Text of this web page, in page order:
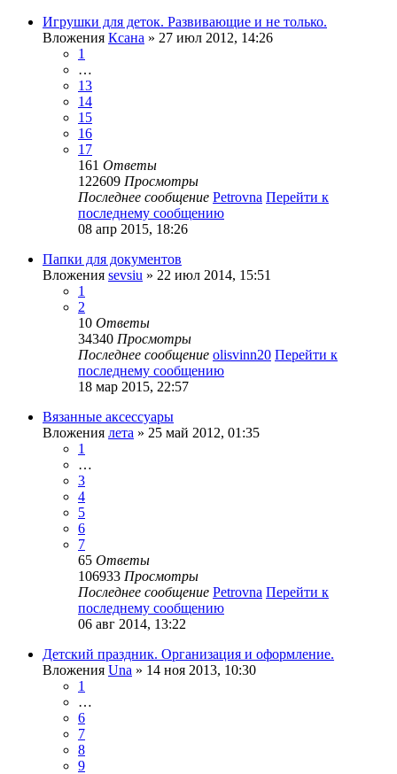
Игрушки для деток. Развивающие и не только.
Вложения Ксана » 27 июл 2012, 14:26
1
…
13
14
15
16
17
161 Ответы
122609 Просмотры
Последнее сообщение Petrovna Перейти к
последнему сообщению
08 апр 2015, 18:26
Папки для документов
Вложения sevsiu » 22 июл 2014, 15:51
1
2
10 Ответы
34340 Просмотры
Последнее сообщение olisvinn20 Перейти к
последнему сообщению
18 мар 2015, 22:57
Вязанные аксессуары
Вложения лета » 25 май 2012, 01:35
1
…
3
4
5
6
7
65 Ответы
106933 Просмотры
Последнее сообщение Petrovna Перейти к
последнему сообщению
06 авг 2014, 13:22
Детский праздник. Организация и оформление.
Вложения Una » 14 ноя 2013, 10:30
1
…
6
7
8
9